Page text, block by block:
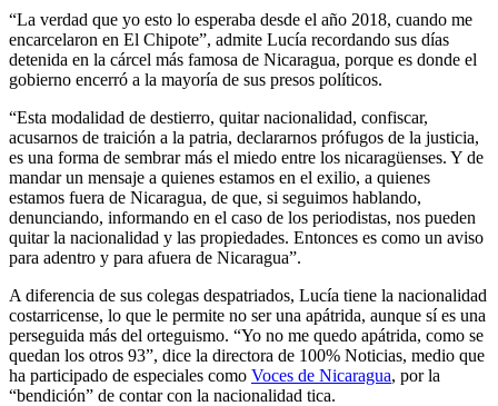
“La verdad que yo esto lo esperaba desde el año 2018, cuando me
encarcelaron en El Chipote”, admite Lucía recordando sus días
detenida en la cárcel más famosa de Nicaragua, porque es donde el
gobierno encerró a la mayoría de sus presos políticos.
“Esta modalidad de destierro, quitar nacionalidad, confiscar,
acusarnos de traición a la patria, declararnos prófugos de la justicia,
es una forma de sembrar más el miedo entre los nicaragüenses. Y de
mandar un mensaje a quienes estamos en el exilio, a quienes
estamos fuera de Nicaragua, de que, si seguimos hablando,
denunciando, informando en el caso de los periodistas, nos pueden
quitar la nacionalidad y las propiedades. Entonces es como un aviso
para adentro y para afuera de Nicaragua”.
A diferencia de sus colegas despatriados, Lucía tiene la nacionalidad
costarricense, lo que le permite no ser una apátrida, aunque sí es una
perseguida más del orteguismo. “Yo no me quedo apátrida, como se
quedan los otros 93”, dice la directora de 100% Noticias, medio que
ha participado de especiales como Voces de Nicaragua, por la
“bendición” de contar con la nacionalidad tica.